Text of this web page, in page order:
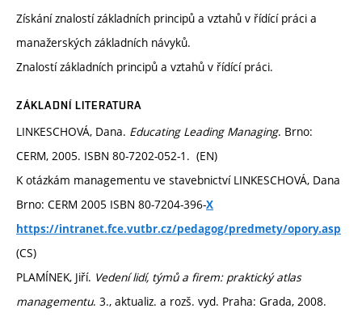
Získání znalostí základních principů a vztahů v řídící práci a
manažerských základních návyků.
Znalostí základních principů a vztahů v řídící práci.
ZÁKLADNÍ LITERATURA
LINKESCHOVÁ, Dana. Educating Leading Managing. Brno:
CERM, 2005. ISBN 80-7202-052-1. (EN)
K otázkám managementu ve stavebnictví LINKESCHOVÁ, Dana
Brno: CERM 2005 ISBN 80-7204-396-X
https://intranet.fce.vutbr.cz/pedagog/predmety/opory.asp
(CS)
PLAMÍNEK, Jiří. Vedení lidí, týmů a firem: praktický atlas
managementu. 3., aktualiz. a rozš. vyd. Praha: Grada, 2008.